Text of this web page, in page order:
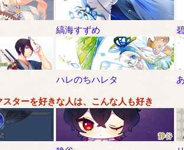
縞海すずめ
ハレのちハレタ
ターを好きな人は、こんな人も好き